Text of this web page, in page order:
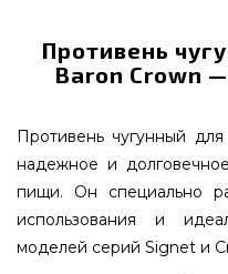
Противень
Baron Crown
Противень чугунный
надежное и
пищи. Он специально
использования и
моделей серий Signet и